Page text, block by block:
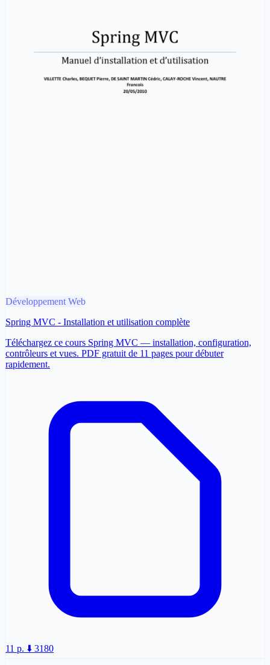
Développement Web
Spring MVC - Installation et utilisation complète
Téléchargez ce cours Spring MVC — installation, configuration,
contrôleurs et vues. PDF gratuit de 11 pages pour débuter
rapidement.
11 p. ⬇️ 3180